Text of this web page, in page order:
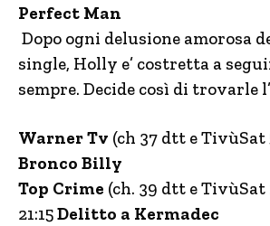
Perfect Man
Dopo ogni delusione amorosa
single, Holly e’ costretta a
sempre. Decide così di trovarle
Warner Tv (ch 37 dtt e TivùSat
Bronco Billy
Top Crime (ch. 39 dtt e TivùSat
21:15Delitto a Kermadec